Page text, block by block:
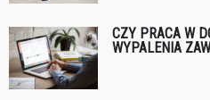
CZY PRACA W
WYPALENIA